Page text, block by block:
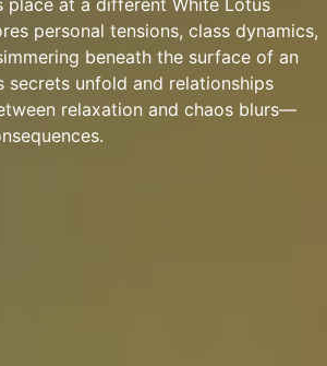
place at a different White Lotus
personal tensions, class dynamics,
beneath the surface of an
secrets unfold and relationships
relaxation and chaos blurs—